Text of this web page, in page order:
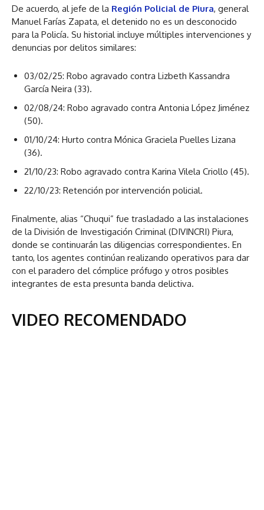
De acuerdo, al jefe de la Región Policial de Piura, general
Manuel Farías Zapata, el detenido no es un desconocido
para la Policía. Su historial incluye múltiples intervenciones y
denuncias por delitos similares:
03/02/25: Robo agravado contra Lizbeth Kassandra
García Neira (33).
02/08/24: Robo agravado contra Antonia López Jiménez
(50).
01/10/24: Hurto contra Mónica Graciela Puelles Lizana
(36).
21/10/23: Robo agravado contra Karina Vilela Criollo (45).
22/10/23: Retención por intervención policial.
Finalmente, alias “Chuqui” fue trasladado a las instalaciones
de la División de Investigación Criminal (DIVINCRI) Piura,
donde se continuarán las diligencias correspondientes. En
tanto, los agentes continúan realizando operativos para dar
con el paradero del cómplice prófugo y otros posibles
integrantes de esta presunta banda delictiva.
VIDEO RECOMENDADO